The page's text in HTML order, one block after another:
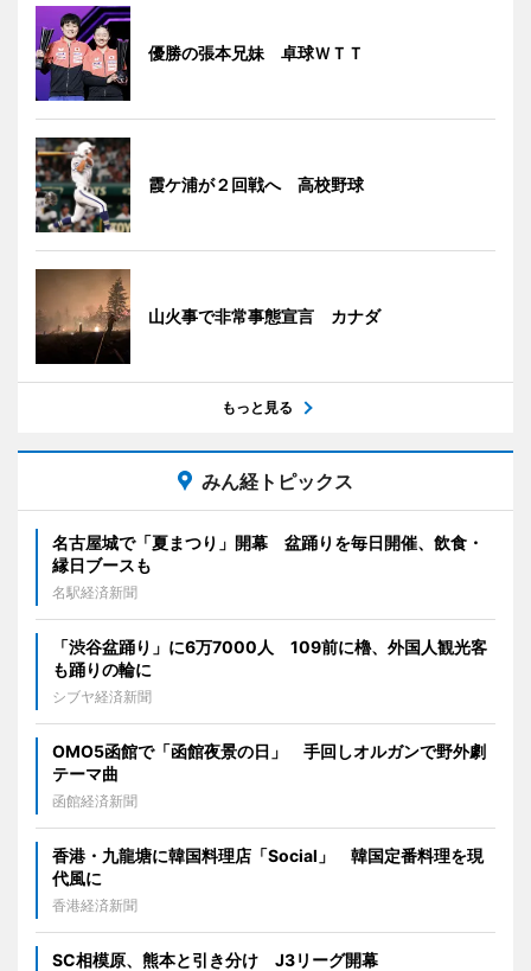
優勝の張本兄妹 卓球ＷＴＴ
霞ケ浦が２回戦へ 高校野球
山火事で非常事態宣言 カナダ
もっと見る
みん経トピックス
名古屋城で「夏まつり」開幕 盆踊りを毎日開催、飲食・
縁日ブースも
名駅経済新聞
「渋谷盆踊り」に6万7000人 109前に櫓、外国人観光客
も踊りの輪に
シブヤ経済新聞
OMO5函館で「函館夜景の日」 手回しオルガンで野外劇
テーマ曲
函館経済新聞
香港・九龍塘に韓国料理店「Social」 韓国定番料理を現
代風に
香港経済新聞
SC相模原、熊本と引き分け J3リーグ開幕